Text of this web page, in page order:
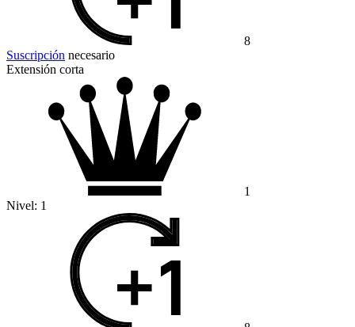
8
Suscripción necesario
Extensión corta
1
Nivel: 1